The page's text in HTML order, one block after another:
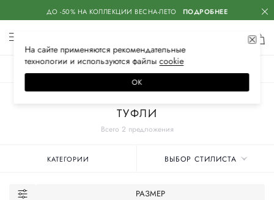
ДО -50% НА КОЛЛЕКЦИИ ВЕСНА-ЛЕТО ПОДРОБНЕЕ
Всего 2 предложения
ТУФЛИ
КАТЕГОРИИ ВЫБОР СТИЛИСТА
РАЗМЕР
На сайте применяются рекомендательные
технологии и используются файлысооkiе
ОК